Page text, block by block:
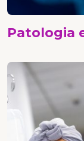
Patologia
Oncologia